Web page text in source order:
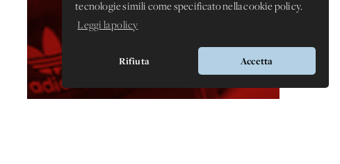
tecnologie simili come specificato nella cookie policy.
Leggi la policy
Rifiuta Accetta